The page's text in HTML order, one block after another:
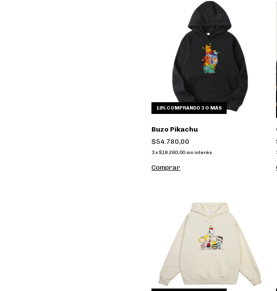
10% COMPRANDO 3 O MÁS
Buzo Pikachu
$54.780,00
3x $18.260,00 sin interés
Comprar